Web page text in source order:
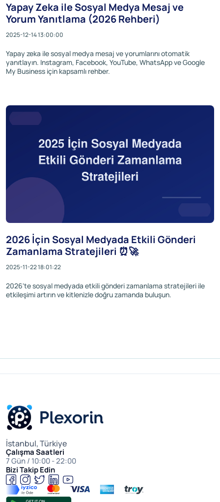
Yapay Zeka ile Sosyal Medya Mesaj ve
Yorum Yanıtlama (2026 Rehberi)
2025-12-14 13:00:00
Yapay zeka ile sosyal medya mesaj ve yorumlarını otomatik
yanıtlayın. Instagram, Facebook, YouTube, WhatsApp ve Google
My Business için kapsamlı rehber.
2026 İçin Sosyal Medyada Etkili Gönderi
Zamanlama Stratejileri ⏰🚀
2025-11-22 18:01:22
2026'te sosyal medyada etkili gönderi zamanlama stratejileri ile
etkileşimi artırın ve kitlenizle doğru zamanda buluşun.
İstanbul, Türkiye
Çalışma Saatleri
7 Gün / 10:00 - 22:00
Bizi Takip Edin